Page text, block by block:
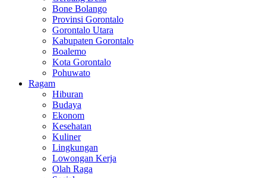
Bone Bolango
Provinsi Gorontalo
Gorontalo Utara
Kabupaten Gorontalo
Boalemo
Kota Gorontalo
Pohuwato
Ragam
Hiburan
Budaya
Ekonom
Kesehatan
Kuliner
Lingkungan
Lowongan Kerja
Olah Raga